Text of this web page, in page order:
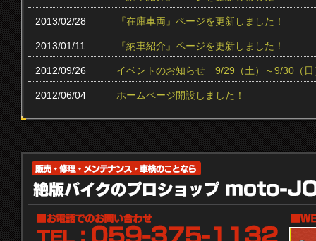
2013/02/28 『在庫車両』ページを更新しました！
2013/01/11 『納車紹介』ページを更新しました！
2012/09/26 イベントのお知らせ 9/29（土）～9/30（日
2012/06/04 ホームページ開設しました！